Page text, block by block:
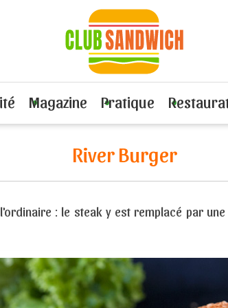
Magazine Pratique
Recette River Burger
River Burger
: le steak y est remplacé par